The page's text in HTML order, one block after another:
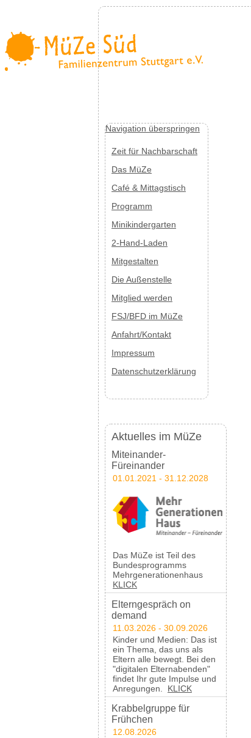
Navigation überspringen
Zeit für Nachbarschaft
Das MüZe
Café & Mittagstisch
Programm
Minikindergarten
2-Hand-Laden
Mitgestalten
Die Außenstelle
Mitglied werden
FSJ/BFD im MüZe
Anfahrt/Kontakt
Impressum
Datenschutzerklärung
Aktuelles im MüZe
Miteinander-
Füreinander
01.01.2021 - 31.12.2028
Das MüZe ist Teil des
Bundesprogramms
Mehrgenerationenhaus
KLICK
Elterngespräch on
demand
11.03.2026 - 30.09.2026
Kinder und Medien: Das ist
ein Thema, das uns als
Eltern alle bewegt. Bei den
"digitalen Elternabenden"
findet Ihr gute Impulse und
Anregungen. KLICK
Krabbelgruppe für
Frühchen
12.08.2026